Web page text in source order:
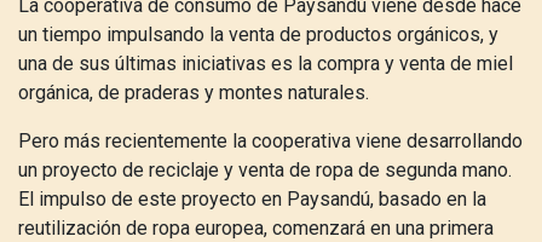
La cooperativa de consumo de Paysandú viene desde hace
un tiempo impulsando la venta de productos orgánicos, y
una de sus últimas iniciativas es la compra y venta de miel
orgánica, de praderas y montes naturales.
Pero más recientemente la cooperativa viene desarrollando
un proyecto de reciclaje y venta de ropa de segunda mano.
El impulso de este proyecto en Paysandú, basado en la
reutilización de ropa europea, comenzará en una primera